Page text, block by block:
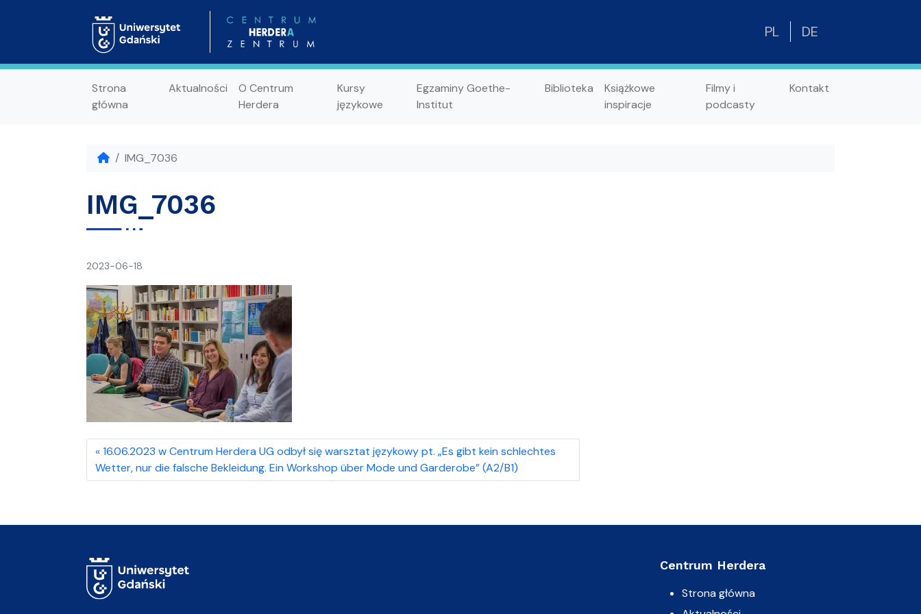
PL DE
Strona
główna
Aktualności
O Centrum
Herdera
Kursy
językowe
Egzaminy Goethe-
Institut
Biblioteka
Książkowe
inspiracje
Filmy i
podcasty
Kontakt
IMG_7036
IMG_7036
2023-06-18
16.06.2023 w Centrum Herdera UG odbył się warsztat językowy pt. „Es gibt kein schlechtes
Wetter, nur die falsche Bekleidung. Ein Workshop über Mode und Garderobe” (A2/B1)
Centrum Herdera
Strona główna